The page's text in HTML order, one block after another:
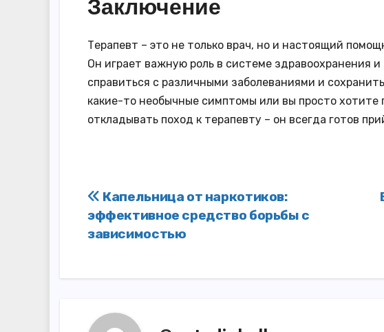
Заключение
Терапевт – это не только врач, но и настоящий
Он играет важную роль в системе здравоохранения
справиться с различными заболеваниями и
какие-то необычные симптомы или вы просто
откладывать поход к терапевту – он всегда готов
Навигация
по
Капельница от наркотиков:
эффективное средство борьбы с
зависимостью